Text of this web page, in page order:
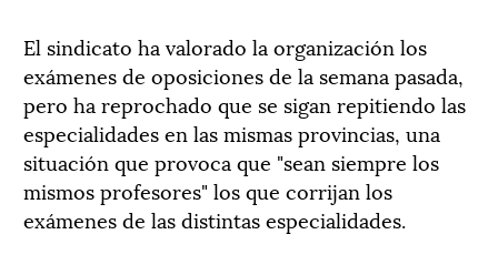
El sindicato ha valorado la organización los
exámenes de oposiciones de la semana pasada,
pero ha reprochado que se sigan repitiendo las
especialidades en las mismas provincias, una
situación que provoca que "sean siempre los
mismos profesores" los que corrijan los
exámenes de las distintas especialidades.